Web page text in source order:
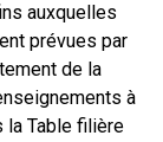
auxquelles
prévues par
de la
à
la Table filière